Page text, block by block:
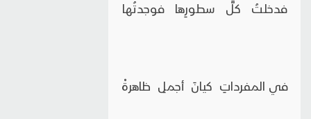
فدخلتُ كلَّ سطورِها فوجدتُها
في المفرداتِ كيانَ أجملِ ظاهرةْ